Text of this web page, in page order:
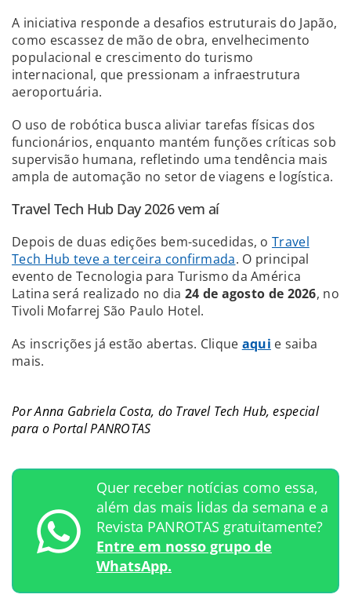
A iniciativa responde a desafios estruturais do Japão,
como escassez de mão de obra, envelhecimento
populacional e crescimento do turismo
internacional, que pressionam a infraestrutura
aeroportuária.
O uso de robótica busca aliviar tarefas físicas dos
funcionários, enquanto mantém funções críticas sob
supervisão humana, refletindo uma tendência mais
ampla de automação no setor de viagens e logística.
Travel Tech Hub Day 2026 vem aí
Depois de duas edições bem-sucedidas, o Travel
Tech Hub teve a terceira confirmada. O principal
evento de Tecnologia para Turismo da América
Latina será realizado no dia 24 de agosto de 2026, no
Tivoli Mofarrej São Paulo Hotel.
As inscrições já estão abertas. Clique aqui e saiba
mais.
Por Anna Gabriela Costa, do Travel Tech Hub, especial
para o Portal PANROTAS
Quer receber notícias como essa,
além das mais lidas da semana e a
Revista PANROTAS gratuitamente?
Entre em nosso grupo de
WhatsApp.